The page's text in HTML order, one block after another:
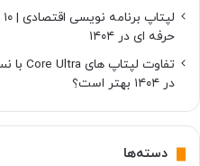
حرفه ای در ۱۴۰۴
در ۱۴۰۴ بهتر است؟
دسته‌ها